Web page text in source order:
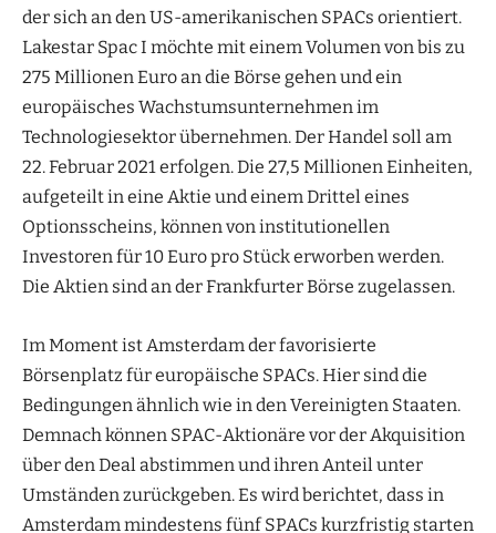
der sich an den US-amerikanischen SPACs orientiert.
Lakestar Spac I möchte mit einem Volumen von bis zu
275 Millionen Euro an die Börse gehen und ein
europäisches Wachstumsunternehmen im
Technologiesektor übernehmen. Der Handel soll am
22. Februar 2021 erfolgen. Die 27,5 Millionen Einheiten,
aufgeteilt in eine Aktie und einem Drittel eines
Optionsscheins, können von institutionellen
Investoren für 10 Euro pro Stück erworben werden.
Die Aktien sind an der Frankfurter Börse zugelassen.
Im Moment ist Amsterdam der favorisierte
Börsenplatz für europäische SPACs. Hier sind die
Bedingungen ähnlich wie in den Vereinigten Staaten.
Demnach können SPAC-Aktionäre vor der Akquisition
über den Deal abstimmen und ihren Anteil unter
Umständen zurückgeben. Es wird berichtet, dass in
Amsterdam mindestens fünf SPACs kurzfristig starten